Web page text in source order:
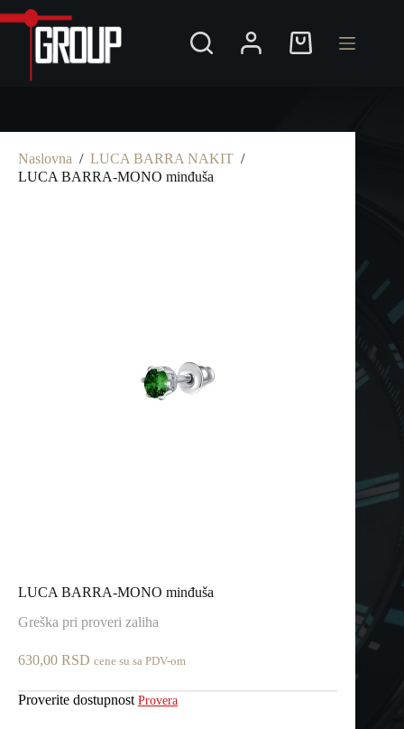
Preskoči
na
Shopping
Naslovna / LUCA BARRA NAKIT /
LUCA BARRA-MONO minđuša
LUCA BARRA-MONO minđuša
Greška pri proveri zaliha
630,00 RSD cene su sa PDV-om
Proverite dostupnost Provera